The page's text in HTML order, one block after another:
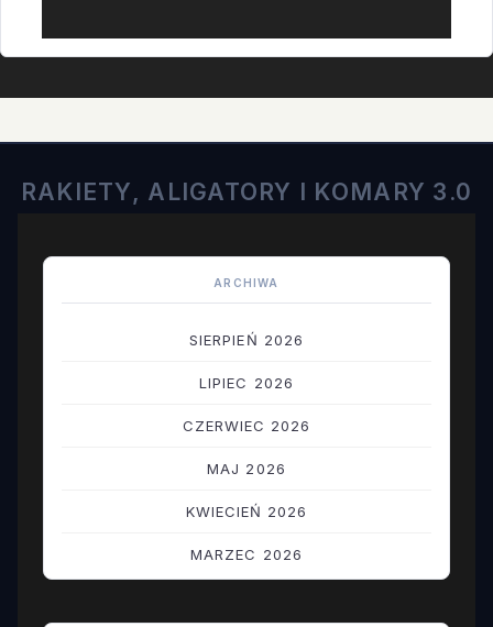
RAKIETY, ALIGATORY I KOMARY 3.0
ARCHIWA
SIERPIEŃ 2026
LIPIEC 2026
CZERWIEC 2026
MAJ 2026
KWIECIEŃ 2026
MARZEC 2026